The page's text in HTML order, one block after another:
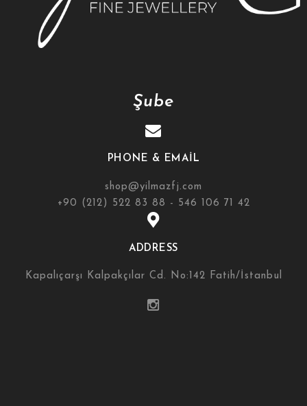
Şube
PHONE & EMAIL
shop@yilmazfj.com
+90 (212) 522 83 88 - 546 106 71 42
ADDRESS
Kapalıçarşı Kalpakçılar Cd. No:142 Fatih/İstanbul